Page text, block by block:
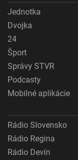
Jednotka
Dvojka
24
Šport
Správy STVR
Podcasty
Mobilné aplikácie
Rádio Slovensko
Rádio Regina
Rádio Devín